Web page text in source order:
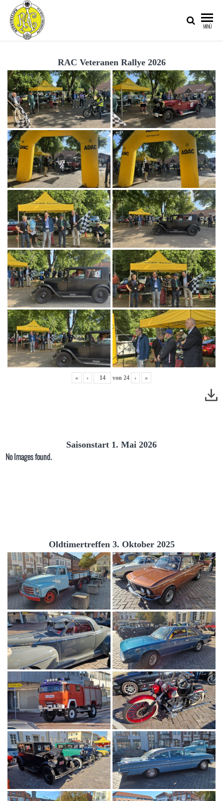
AUTOMOBIL-
CLUB IM
ADAC E.V.
MENÜ
RAC Veteranen Rallye 2026
« ‹ von 24 › »
Saisonstart 1. Mai 2026
No Images found.
Oldtimertreffen 3. Oktober 2025